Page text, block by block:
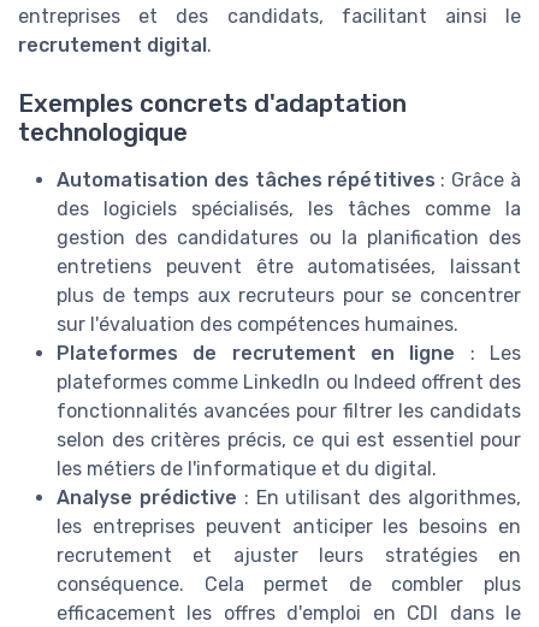
entreprises et des candidats, facilitant ainsi le
recrutement digital.
Exemples concrets d'adaptation
technologique
Automatisation des tâches répétitives : Grâce à
des logiciels spécialisés, les tâches comme la
gestion des candidatures ou la planification des
entretiens peuvent être automatisées, laissant
plus de temps aux recruteurs pour se concentrer
sur l'évaluation des compétences humaines.
Plateformes de recrutement en ligne : Les
plateformes comme LinkedIn ou Indeed offrent des
fonctionnalités avancées pour filtrer les candidats
selon des critères précis, ce qui est essentiel pour
les métiers de l'informatique et du digital.
Analyse prédictive : En utilisant des algorithmes,
les entreprises peuvent anticiper les besoins en
recrutement et ajuster leurs stratégies en
conséquence. Cela permet de combler plus
efficacement les offres d'emploi en CDI dans le